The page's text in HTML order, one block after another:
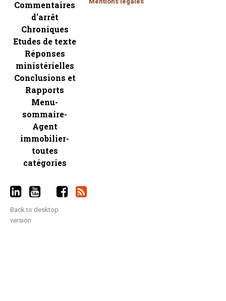
Commentaires
d'arrêt
Chroniques
Etudes de texte
Réponses
ministérielles
Conclusions et
Rapports
Menu-
sommaire-
Agent
immobilier-
toutes
catégories
Back to desktop
version